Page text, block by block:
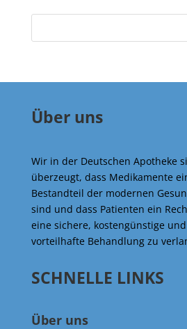
Über uns
Wir in der Deutschen Apotheke
überzeugt, dass Medikamente
Bestandteil der modernen
sind und dass Patienten ein
eine sichere, kostengünstige
vorteilhafte Behandlung zu
SCHNELLE LINKS
Über uns